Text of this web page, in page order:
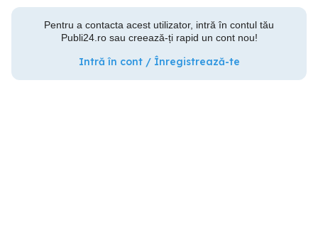
Pentru a contacta acest utilizator, intră în contul tău
Publi24.ro sau creează-ți rapid un cont nou!
Intră în cont / Înregistrează-te